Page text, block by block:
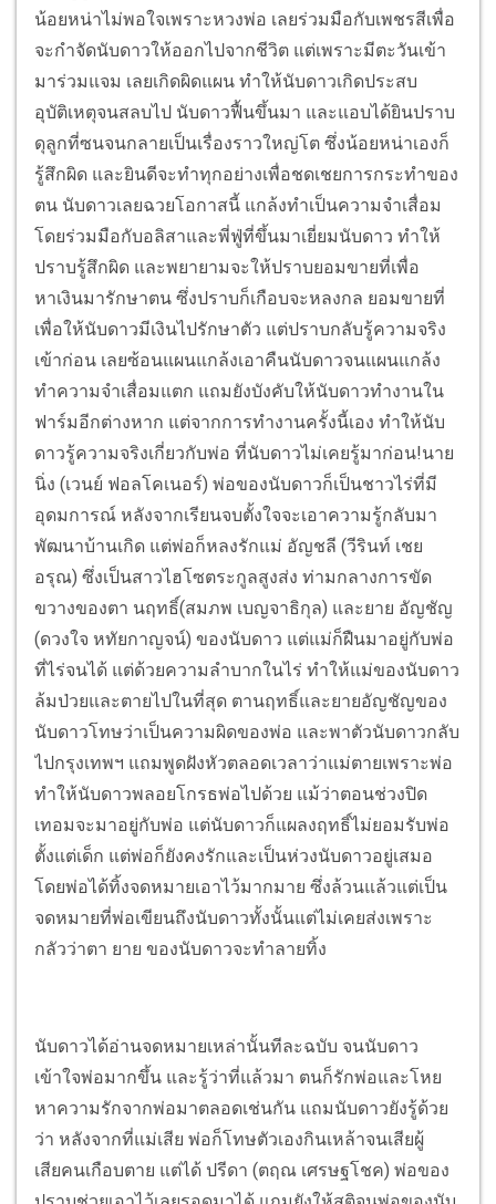
น้อยหน่าไม่พอใจเพราะหวงพ่อ เลยร่วมมือกับเพชรสีเพื่อ
จะกำจัดนับดาวให้ออกไปจากชีวิต แต่เพราะมีตะวันเข้า
มาร่วมแจม เลยเกิดผิดแผน ทำให้นับดาวเกิดประสบ
อุบัติเหตุจนสลบไป นับดาวฟื้นขึ้นมา และแอบได้ยินปราบ
ดุลูกที่ซนจนกลายเป็นเรื่องราวใหญ่โต ซึ่งน้อยหน่าเองก็
รู้สึกผิด และยินดีจะทำทุกอย่างเพื่อชดเชยการกระทำของ
ตน นับดาวเลยฉวยโอกาสนี้ แกล้งทำเป็นความจำเสื่อม
โดยร่วมมือกับอลิสาและพี่ฟู่ที่ขึ้นมาเยี่ยมนับดาว ทำให้
ปราบรู้สึกผิด และพยายามจะให้ปราบยอมขายที่เพื่อ
หาเงินมารักษาตน ซึ่งปราบก็เกือบจะหลงกล ยอมขายที่
เพื่อให้นับดาวมีเงินไปรักษาตัว แต่ปราบกลับรู้ความจริง
เข้าก่อน เลยซ้อนแผนแกล้งเอาคืนนับดาวจนแผนแกล้ง
ทำความจำเสื่อมแตก แถมยังบังคับให้นับดาวทำงานใน
ฟาร์มอีกต่างหาก แต่จากการทำงานครั้งนี้เอง ทำให้นับ
ดาวรู้ความจริงเกี่ยวกับพ่อ ที่นับดาวไม่เคยรู้มาก่อน!นาย
นิ่ง (เวนย์ ฟอลโคเนอร์) พ่อของนับดาวก็เป็นชาวไร่ที่มี
อุดมการณ์ หลังจากเรียนจบตั้งใจจะเอาความรู้กลับมา
พัฒนาบ้านเกิด แต่พ่อก็หลงรักแม่ อัญชลี (วีรินท์ เชย
อรุณ) ซึ่งเป็นสาวไฮโซตระกูลสูงส่ง ท่ามกลางการขัด
ขวางของตา นฤทธิ์(สมภพ เบญจาธิกุล) และยาย อัญชัญ
(ดวงใจ หทัยกาญจน์) ของนับดาว แต่แม่ก็ฝืนมาอยู่กับพ่อ
ที่ไร่จนได้ แต่ด้วยความลำบากในไร่ ทำให้แม่ของนับดาว
ล้มป่วยและตายไปในที่สุด ตานฤทธิ์และยายอัญชัญของ
นับดาวโทษว่าเป็นความผิดของพ่อ และพาตัวนับดาวกลับ
ไปกรุงเทพฯ แถมพูดฝังหัวตลอดเวลาว่าแม่ตายเพราะพ่อ
ทำให้นับดาวพลอยโกรธพ่อไปด้วย แม้ว่าตอนช่วงปิด
เทอมจะมาอยู่กับพ่อ แต่นับดาวก็แผลงฤทธิ์ไม่ยอมรับพ่อ
ตั้งแต่เด็ก แต่พ่อก็ยังคงรักและเป็นห่วงนับดาวอยู่เสมอ
โดยพ่อได้ทิ้งจดหมายเอาไว้มากมาย ซึ่งล้วนแล้วแต่เป็น
จดหมายที่พ่อเขียนถึงนับดาวทั้งนั้นแต่ไม่เคยส่งเพราะ
กลัวว่าตา ยาย ของนับดาวจะทำลายทิ้ง
นับดาวได้อ่านจดหมายเหล่านั้นทีละฉบับ จนนับดาว
เข้าใจพ่อมากขึ้น และรู้ว่าที่แล้วมา ตนก็รักพ่อและโหย
หาความรักจากพ่อมาตลอดเช่นกัน แถมนับดาวยังรู้ด้วย
ว่า หลังจากที่แม่เสีย พ่อก็โทษตัวเองกินเหล้าจนเสียผู้
เสียคนเกือบตาย แต่ได้ ปรีดา (ตฤณ เศรษฐโชค) พ่อของ